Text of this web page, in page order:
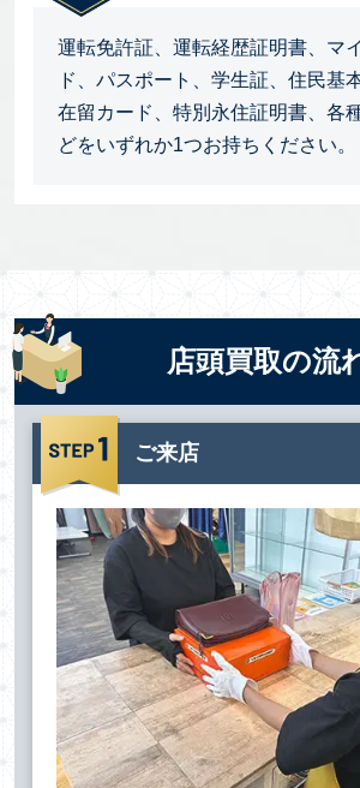
運転免許証、運転経歴証明書、マ
ド、パスポート、学生証、住民基
在留カード、特別永住証明書、各
どをいずれか1つお持ちください。
店頭買取の流
ご来店